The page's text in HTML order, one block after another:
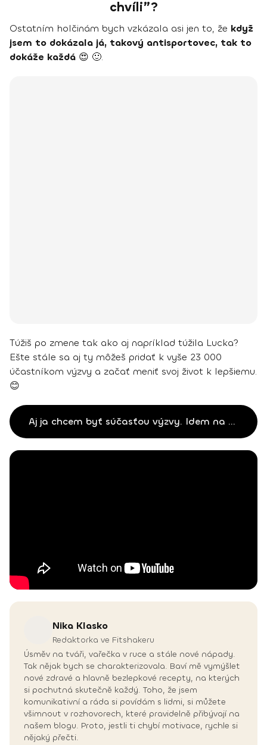
chvíli”?
Ostatním holčinám bych vzkázala asi jen to, že když
jsem to dokázala já, takový antisportovec, tak to
dokáže každá 😍 🙂.
Túžiš po zmene tak ako aj napríklad túžila Lucka?
Ešte stále sa aj ty môžeš pridať k vyše 23 000
účastníkom výzvy a začať meniť svoj život k lepšiemu.
😊
Aj ja chcem byť súčasťou výzvy. Idem na sebe makať!
Nika Klasko
Redaktorka ve Fitshakeru
Úsměv na tváři, vařečka v ruce a stále nové nápady.
Tak nějak bych se charakterizovala. Baví mě vymýšlet
nové zdravé a hlavně bezlepkové recepty, na kterých
si pochutná skutečně každý. Toho, že jsem
komunikativní a ráda si povídám s lidmi, si můžete
všimnout v rozhovorech, které pravidelně přibývají na
našem blogu. Proto, jestli ti chybí motivace, rychle si
nějaký přečti.